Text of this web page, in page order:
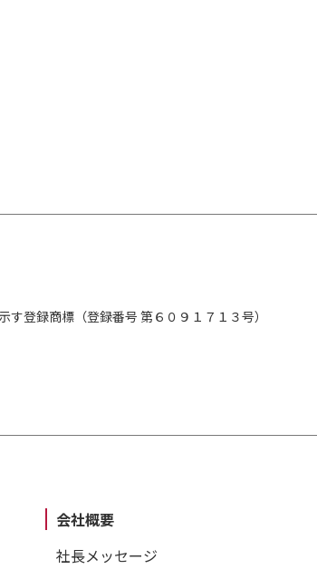
登録商標（登録番号 第６０９１７１３号）
会社概要
社長メッセージ